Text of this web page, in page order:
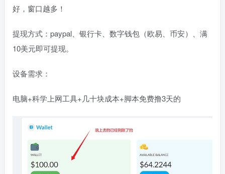
好，窗口越多！
提现方式：paypal、银行卡、数字钱包（欧易、币安）、满
10美元即可提现。
设备需求：
电脑+科学上网工具+几十块成本+脚本免费撸3天的